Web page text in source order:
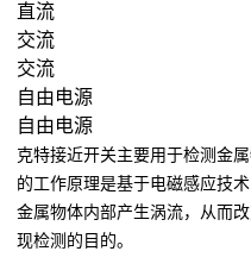
直流
交流
交流
自由电源
自由电源
克特接近开关主要用于检测金
的工作原理是基于电磁感应技
金属物体内部产生涡流，从而
现检测的目的。